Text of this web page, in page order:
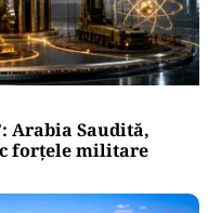
Arabia Saudită,
forțele militare